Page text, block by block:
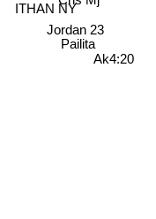
Ak4:20
Pailita
Cris Mj
Jordan 23
ITHAN NY